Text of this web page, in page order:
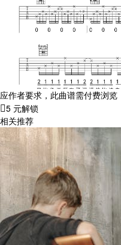
应作者要求，此曲谱需付费浏览
5 元解锁
相关推荐